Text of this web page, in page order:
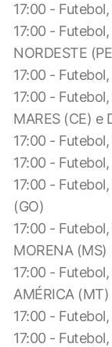
17:00 -
17:00 -
NORDESTE
17:00 -
17:00 -
MARES (CE) e
17:00 -
17:00 -
17:00 -
(GO)
17:00 -
MORENA (MS)
17:00 -
AMÉRICA (MT)
17:00 -
17:00 -